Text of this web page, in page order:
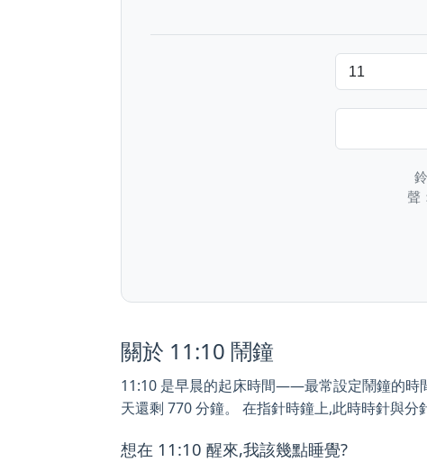
鈴
聲
關於 11:10 鬧鐘
11:10 是早晨的起床時間——最常設定鬧鐘的時
天還剩 770 分鐘。 在指針時鐘上,此時時針與分
想在 11:10 醒來,我該幾點睡覺?